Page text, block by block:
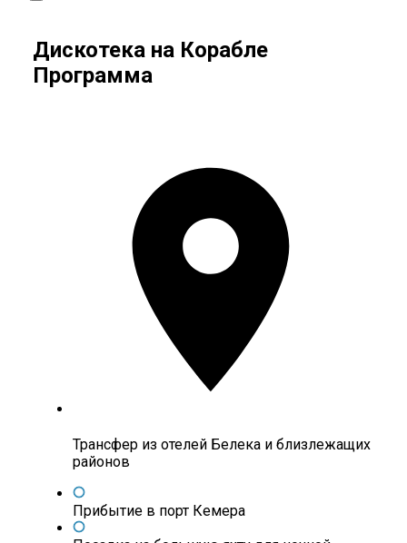
Дискотека на Корабле
Программа
Трансфер из отелей Белека и близлежащих
районов
Прибытие в порт Кемера